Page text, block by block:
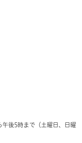
午後5時まで（土曜日、日曜